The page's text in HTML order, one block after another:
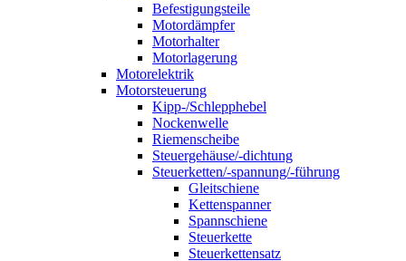
Befestigungsteile
Motordämpfer
Motorhalter
Motorlagerung
Motorelektrik
Motorsteuerung
Kipp-/Schlepphebel
Nockenwelle
Riemenscheibe
Steuergehäuse/-dichtung
Steuerketten/-spannung/-führung
Gleitschiene
Kettenspanner
Spannschiene
Steuerkette
Steuerkettensatz